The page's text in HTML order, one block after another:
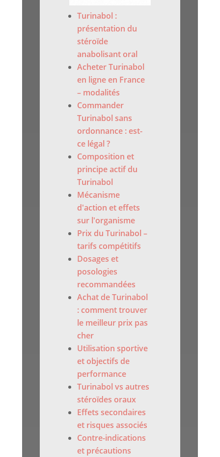
Turinabol :
présentation du
stéroïde
anabolisant oral
Acheter Turinabol
en ligne en France
– modalités
Commander
Turinabol sans
ordonnance : est-
ce légal ?
Composition et
principe actif du
Turinabol
Mécanisme
d'action et effets
sur l'organisme
Prix du Turinabol –
tarifs compétitifs
Dosages et
posologies
recommandées
Achat de Turinabol
: comment trouver
le meilleur prix pas
cher
Utilisation sportive
et objectifs de
performance
Turinabol vs autres
stéroïdes oraux
Effets secondaires
et risques associés
Contre-indications
et précautions